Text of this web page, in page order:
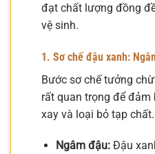
đạt chất lượng đồng
vệ sinh.
1. Sơ chế đậu xanh:
Bước sơ chế tưởng
rất quan trọng để đảm
xay và loại bỏ tạp chất.
Ngâm đậu:Đậu